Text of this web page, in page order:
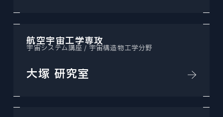
航空宇宙工学専攻
宇宙システム講座 / 宇宙構造物工学分野
大塚 研究室